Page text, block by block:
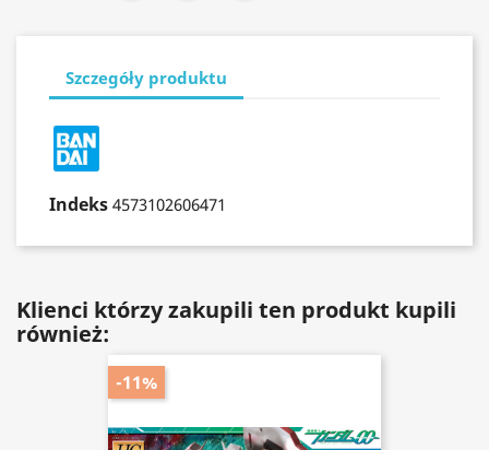
Szczegóły produktu
Indeks 4573102606471
Klienci którzy zakupili ten produkt kupili
również:
-11%